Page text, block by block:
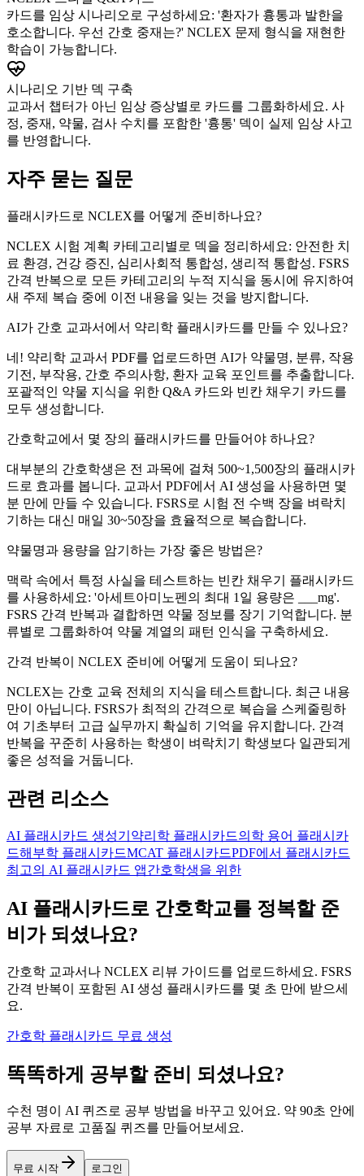
카드를 임상 시나리오로 구성하세요: '환자가 흉통과 발한을
호소합니다. 우선 간호 중재는?' NCLEX 문제 형식을 재현한
학습이 가능합니다.
시나리오 기반 덱 구축
교과서 챕터가 아닌 임상 증상별로 카드를 그룹화하세요. 사
정, 중재, 약물, 검사 수치를 포함한 '흉통' 덱이 실제 임상 사고
를 반영합니다.
자주 묻는 질문
플래시카드로 NCLEX를 어떻게 준비하나요?
NCLEX 시험 계획 카테고리별로 덱을 정리하세요: 안전한 치
료 환경, 건강 증진, 심리사회적 통합성, 생리적 통합성. FSRS
간격 반복으로 모든 카테고리의 누적 지식을 동시에 유지하여
새 주제 복습 중에 이전 내용을 잊는 것을 방지합니다.
AI가 간호 교과서에서 약리학 플래시카드를 만들 수 있나요?
네! 약리학 교과서 PDF를 업로드하면 AI가 약물명, 분류, 작용
기전, 부작용, 간호 주의사항, 환자 교육 포인트를 추출합니다.
포괄적인 약물 지식을 위한 Q&A 카드와 빈칸 채우기 카드를
모두 생성합니다.
간호학교에서 몇 장의 플래시카드를 만들어야 하나요?
대부분의 간호학생은 전 과목에 걸쳐 500~1,500장의 플래시카
드로 효과를 봅니다. 교과서 PDF에서 AI 생성을 사용하면 몇
분 만에 만들 수 있습니다. FSRS로 시험 전 수백 장을 벼락치
기하는 대신 매일 30~50장을 효율적으로 복습합니다.
약물명과 용량을 암기하는 가장 좋은 방법은?
맥락 속에서 특정 사실을 테스트하는 빈칸 채우기 플래시카드
를 사용하세요: '아세트아미노펜의 최대 1일 용량은 ___mg'.
FSRS 간격 반복과 결합하면 약물 정보를 장기 기억합니다. 분
류별로 그룹화하여 약물 계열의 패턴 인식을 구축하세요.
간격 반복이 NCLEX 준비에 어떻게 도움이 되나요?
NCLEX는 간호 교육 전체의 지식을 테스트합니다. 최근 내용
만이 아닙니다. FSRS가 최적의 간격으로 복습을 스케줄링하
여 기초부터 고급 실무까지 확실히 기억을 유지합니다. 간격
반복을 꾸준히 사용하는 학생이 벼락치기 학생보다 일관되게
좋은 성적을 거둡니다.
관련 리소스
AI 플래시카드 생성기 약리학 플래시카드의학 용어 플래시카
드해부학 플래시카드MCAT 플래시카드PDF에서 플래시카드
최고의 AI 플래시카드 앱간호학생을 위한
AI 플래시카드로 간호학교를 정복할 준
비가 되셨나요?
간호학 교과서나 NCLEX 리뷰 가이드를 업로드하세요. FSRS
간격 반복이 포함된 AI 생성 플래시카드를 몇 초 만에 받으세
요.
간호학 플래시카드 무료 생성
똑똑하게 공부할 준비 되셨나요?
수천 명이 AI 퀴즈로 공부 방법을 바꾸고 있어요. 약 90초 안에
공부 자료로 고품질 퀴즈를 만들어보세요.
무료 시작 로그인